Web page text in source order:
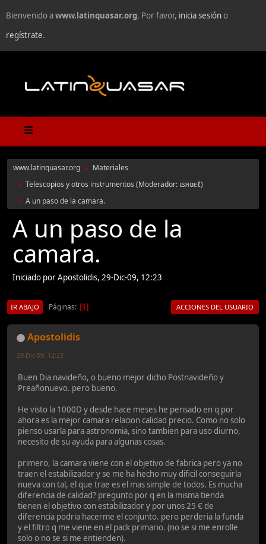
Bienvenido awww.latinquasar.org. Por favor, inicia sesióno
regístrate.
www.latinquasar.org ► Materiales
► Telescopios y otros instrumentos (Moderador: ιѕяαєℓ)
► A un paso de la camara.
A un paso de la
camara.
Iniciado por Apostolidis, 29-Dic-09, 12:23
IR ABAJO Páginas 1 ACCIONES DEL USUARIO
Apostolidis
29-Dic-09, 12:23
Buen Dia navideño, o bueno mejor dicho Postnavideño y
Preañonuevo. pero bueno.
He visto la 1000D y desde hace meses he pensado en q por
ahora es la mejor camara relacion calidad precio. Como no solo
pienso usarla para astronomia, sino tambien para uso diurno,
necesito de su ayuda para algunas cosas.
primero, la camara viene con el objetivo de fabrica pero ya no
traen el estabilizador y se me ha hecho muy dificil conseguirla
nueva con tal, el que trae es el mas simple de todos. Es mucha
diferencia de calidad? pregunto por q en la misma tienda
tienen el objetivo con estabilizador y por unos 25 € de
diferencia podria hacerme el conjunto. pero perderia la funda
y el filtro q me viene en el pack primario. (no se si me enrolle
solo o no se si me entienden).